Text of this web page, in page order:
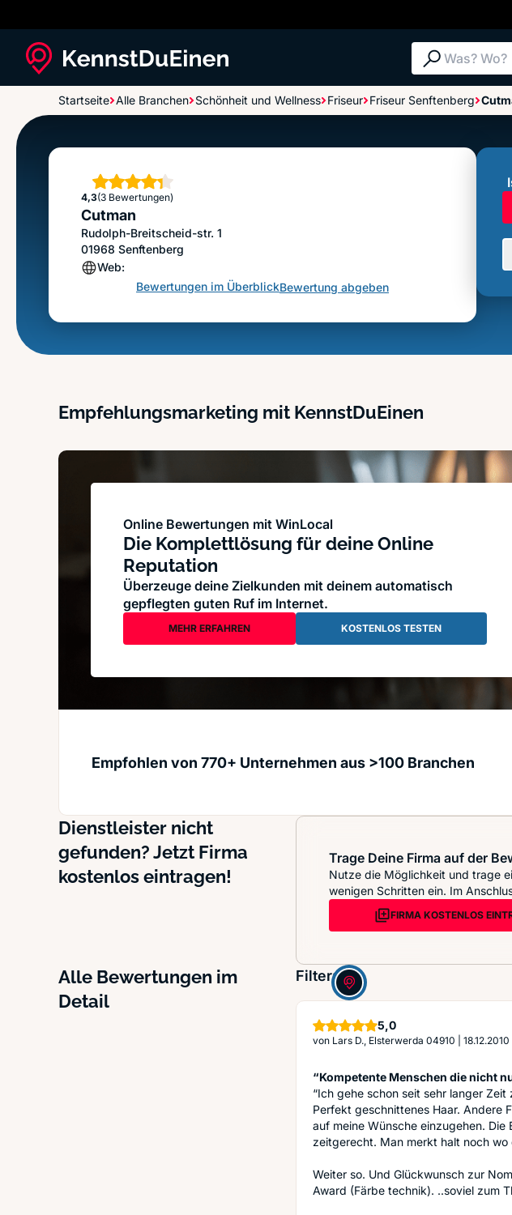
Suche: Was?
Startseite Alle Branchen Schönheit und Wellness Friseur Friseur Senftenberg
4,3
Sterne
(3 Bewertungen)
Cutman
Rudolph-Breitscheid-str. 1
01968 Senftenberg
Web:
Bewertungen im ÜberblickBewertung abgeben
Empfehlungsmarketing mit KennstDuEinen
Online Bewertungen mit WinLocal
Die Komplettlösung für deine Online
Reputation
Überzeuge deine Zielkunden mit deinem automatisch
gepflegten guten Ruf im Internet.
MEHR ERFAHREN KOSTENLOS TESTEN
Empfohlen von 770+ Unternehmen aus >100 Branchen
Dienstleister nicht
gefunden? Jetzt Firma
kostenlos eintragen!
Trage Deine Firma auf der
Nutze die Möglichkeit und trage
wenigen Schritten ein. Im
FIRMA KOSTENLOS
Alle Bewertungen im
Detail
Filter:
5,0Sterne
von Lars D., Elsterwerda 04910 18.12.2010
“Kompetente Menschen die nicht
“Ich gehe schon seit sehr langer
Perfekt geschnittenes Haar. Andere
auf meine Wünsche einzugehen.
zeitgerecht. Man merkt halt noch wo
Weiter so. Und Glückwunsch zur
Award (Färbe technik). ..soviel zum